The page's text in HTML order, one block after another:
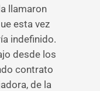
llamaron
esta vez
indefinido.
desde los
contrato
de la